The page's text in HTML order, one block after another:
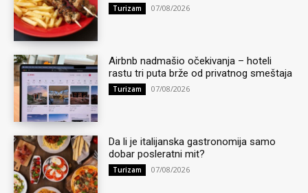
Turizam 07/08/2026
Airbnb nadmašio očekivanja – hoteli
rastu tri puta brže od privatnog smeštaja
Turizam 07/08/2026
Da li je italijanska gastronomija samo
dobar posleratni mit?
Turizam 07/08/2026